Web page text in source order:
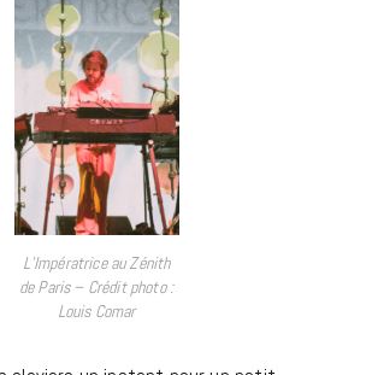
L’Impératrice au Zénith
de Paris – Crédit photo :
Louis Comar